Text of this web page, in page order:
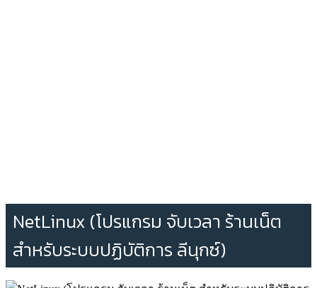
NetLinux (โปรแกรม จับเวลา ร้านเน็ต
สำหรับระบบปฏิบัติการ ลีนุกซ์)